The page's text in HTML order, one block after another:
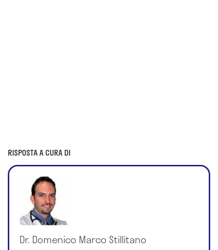
RISPOSTA A CURA DI
Dr. Domenico Marco Stillitano